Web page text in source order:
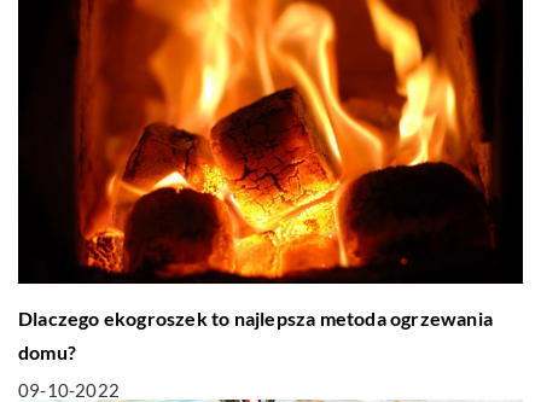
Dlaczego ekogroszek to najlepsza metoda ogrzewania
domu?
09-10-2022